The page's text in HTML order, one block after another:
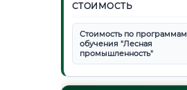
СТОИМОСТЬ
Стоимость по программам
обучения "Лесная
промышленность"